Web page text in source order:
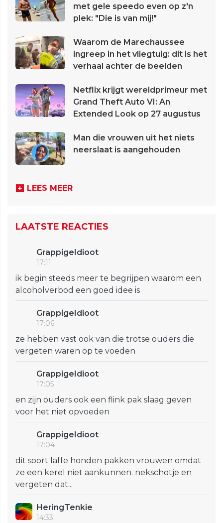
met gele speedo even op z'n
plek: "Die is van mij!"
Waarom de Marechaussee
ingreep in het vliegtuig: dit is het
verhaal achter de beelden
Netflix krijgt wereldprimeur met
Grand Theft Auto VI: An
Extended Look op 27 augustus
Man die vrouwen uit het niets
neerslaat is aangehouden
LEES MEER
LAATSTE REACTIES
GrappigeIdioot
17:11
ik begin steeds meer te begrijpen waarom een
alcoholverbod een goed idee is
GrappigeIdioot
17:06
ze hebben vast ook van die trotse ouders die
vergeten waren op te voeden
GrappigeIdioot
17:05
en zijn ouders ook een flink pak slaag geven
voor het niet opvoeden
GrappigeIdioot
17:04
dit soort laffe honden pakken vrouwen omdat
ze een kerel niet aankunnen. nekschotje en
vergeten dat...
HeringTenkie
14:33